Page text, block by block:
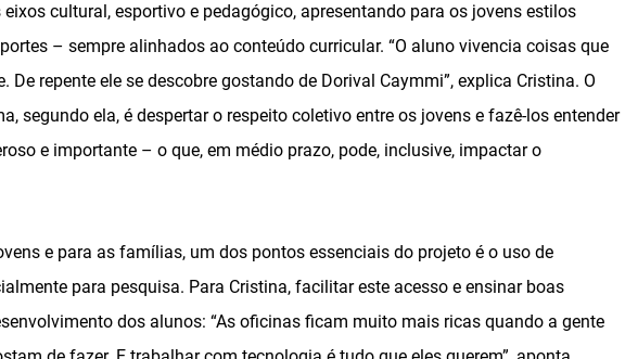
cultural, esportivo e pedagógico, apresentando para os jovens estilos
– sempre alinhados ao conteúdo curricular. “O aluno vivencia coisas que
De repente ele se descobre gostando de Dorival Caymmi”, explica Cristina. O
segundo ela, é despertar o respeito coletivo entre os jovens e fazê-los entender
e importante – o que, em médio prazo, pode, inclusive, impactar o
e para as famílias, um dos pontos essenciais do projeto é o uso de
para pesquisa. Para Cristina, facilitar este acesso e ensinar boas
dos alunos: “As oficinas ficam muito mais ricas quando a gente